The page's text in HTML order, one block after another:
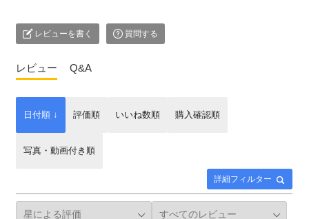
レビューを書く 質問する
レビュー Q&A
詳細フィルター
日付順 ↓ 評価順 いいね数順 購入確認順
写真・動画付き順